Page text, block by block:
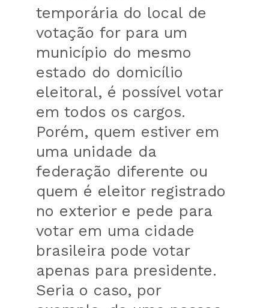
temporária do local de
votação for para um
município do mesmo
estado do domicílio
eleitoral, é possível votar
em todos os cargos.
Porém, quem estiver em
uma unidade da
federação diferente ou
quem é eleitor registrado
no exterior e pede para
votar em uma cidade
brasileira pode votar
apenas para presidente.
Seria o caso, por